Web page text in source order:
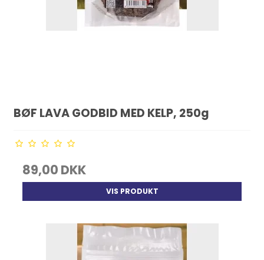
BØF LAVA GODBID MED KELP, 250g
89,00 DKK
VIS PRODUKT